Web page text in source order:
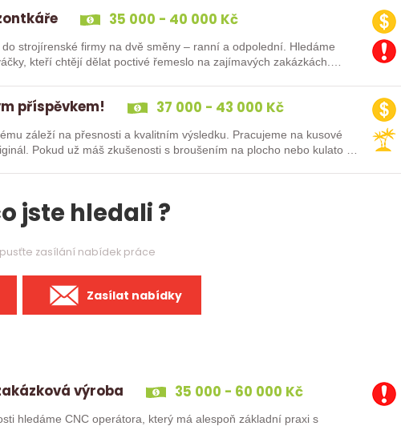
35 000 - 40 000 Kč
strojírenské firmy na dvě směny – ranní a odpolední. Hledáme
kteří chtějí dělat poctivé řemeslo na zajímavých zakázkách.
příspěvkem! 37 000 - 43 000 Kč
záleží na přesnosti a kvalitním výsledku. Pracujeme na kusové
Pokud už máš zkušenosti s broušením na plocho nebo kulato –
jste hledali ?
zasílání nabídek práce
Zasílat nabídky
výroba 35 000 - 60 000 Kč
hledáme CNC operátora, který má alespoň základní praxi s